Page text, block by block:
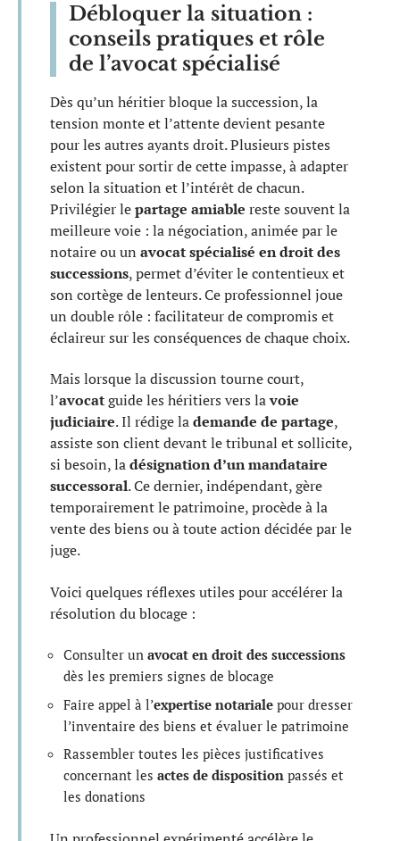
Débloquer la situation :
conseils pratiques et rôle
de l’avocat spécialisé
Dès qu’un héritier bloque la succession, la
tension monte et l’attente devient pesante
pour les autres ayants droit. Plusieurs pistes
existent pour sortir de cette impasse, à adapter
selon la situation et l’intérêt de chacun.
Privilégier lepartage amiable reste souvent la
meilleure voie : la négociation, animée par le
notaire ou un avocat spécialisé en droit des
successions, permet d’éviter le contentieux et
son cortège de lenteurs. Ce professionnel joue
un double rôle : facilitateur de compromis et
éclaireur sur les conséquences de chaque choix.
Mais lorsque la discussion tourne court,
l’avocatguide les héritiers vers lavoie
judiciaire. Il rédige lademande de partage,
assiste son client devant le tribunal et sollicite,
si besoin, ladésignation d’un mandataire
successoral. Ce dernier, indépendant, gère
temporairement le patrimoine, procède à la
vente des biens ou à toute action décidée par le
juge.
Voici quelques réflexes utiles pour accélérer la
résolution du blocage :
Consulter un avocat en droit des successions
dès les premiers signes de blocage
Faire appel à l’expertise notariale pour dresser
l’inventaire des biens et évaluer le patrimoine
Rassembler toutes les pièces justificatives
concernant les actes de disposition passés et
les donations